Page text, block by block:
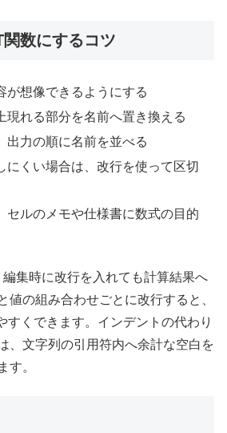
数にするコツ
が想像できるようにする
現れる部分を名前へ置き換える
出力の順に名前を並べる
にくい場合は、改行を使って区切
セルのメモや仕様書に数式の目的
集時に改行を入れても計算結果へ
値の組み合わせごとに改行すると、
すくできます。インデントの代わり
、文字列の引用符内へ余計な空白を
す。